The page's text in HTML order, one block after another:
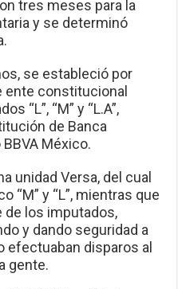
tres meses para la
y se determinó
se estableció por
ente constitucional
“L”, “M” y “L.A”,
de Banca
México.
unidad Versa, del cual
“M” y “L”, mientras que
de los imputados,
y dando seguridad a
efectuaban disparos al
gente.